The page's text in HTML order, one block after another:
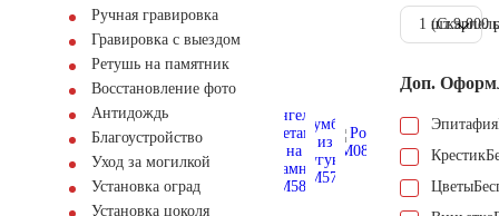
Ручная гравировка
Гравировка с выездом
Ретушь на памятник
Восстановление фото
Антидождь
Благоустройство
Уход за могилкой
Установка оград
Установка цоколя
1 шт.9.000
Доп.
Эпитафия
Крестик
Цветы